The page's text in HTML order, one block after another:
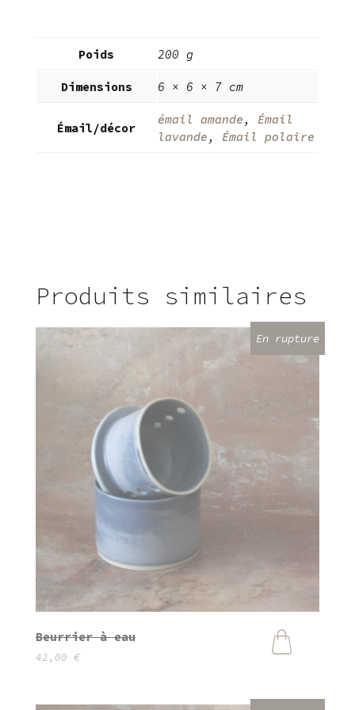
Poids 200 g
Dimensions 6 × 6 × 7 cm
Émail/décor
émail amande , Émail
lavande , Émail polaire
Produits similaires
Beurrier à eau
42,00 €